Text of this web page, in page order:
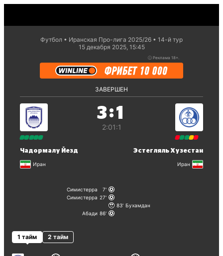
Футбол Иранская Про-лига 2025/26
14-й тур
15 декабря 2025, 15:45
ⓘ Реклама 18+.
ЗАВЕРШЕН
Чадормалу Йезд
Иран
3:1
2:01:1
Эстегляль Хузестан
Иран
Симистерра
7
Симистерра 27
83 Бухамдан
Абади 86
1 тайм 2 тайм